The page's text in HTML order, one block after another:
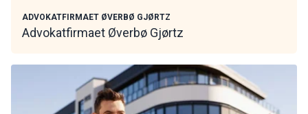
ADVOKATFIRMAET ØVERBØ GJØRTZ
Advokatfirmaet Øverbø Gjørtz